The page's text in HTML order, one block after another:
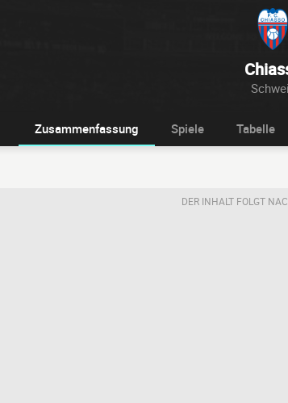
Zusammenfassung Spiele Tabelle
DER INHALT FOLGT